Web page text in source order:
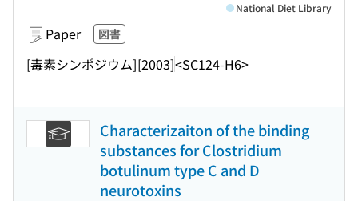
Paper 図書
[毒素シンポジウム][2003]<SC124-H6>
National Diet Library
Characterizaiton of the binding
substances for Clostridium
botulinum type C and D
neurotoxins